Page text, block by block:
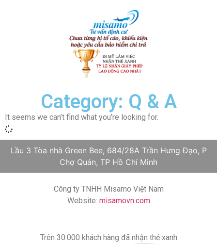
Category: Q & A
It seems we can’t find what you’re looking for.
Lầu 3 Tòa nhà Green Bee, 684/28A Trần Hưng Đạo, P
Chợ Quán, TP Hồ Chí Minh
Công ty TNHH Misamo Việt Nam
Website: misamovn.com
Trên 30.000 khách hàng đã nhận thẻ xanh